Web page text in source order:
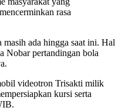
rasa
masih ada hingga saat ini. Hal
Nobar pertandingan bola
videotron Trisakti milik
kursi serta